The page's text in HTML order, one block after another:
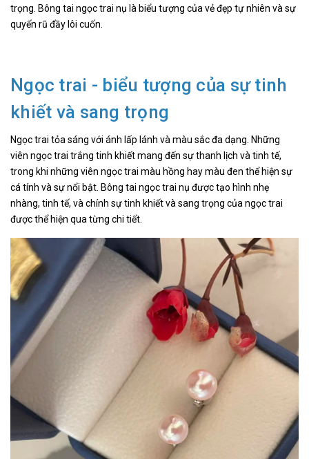
trọng. Bông tai ngọc trai nụ là biểu tượng của vẻ đẹp tự nhiên và sự
quyến rũ đầy lôi cuốn.
Ngọc trai - biểu tượng của sự tinh
khiết và sang trọng
Ngọc trai tỏa sáng với ánh lấp lánh và màu sắc đa dạng. Những
viên ngọc trai trắng tinh khiết mang đến sự thanh lịch và tinh tế,
trong khi những viên ngọc trai màu hồng hay màu đen thể hiện sự
cá tính và sự nổi bật. Bông tai ngọc trai nụ được tạo hình nhẹ
nhàng, tinh tế, và chính sự tinh khiết và sang trọng của ngọc trai
được thể hiện qua từng chi tiết.